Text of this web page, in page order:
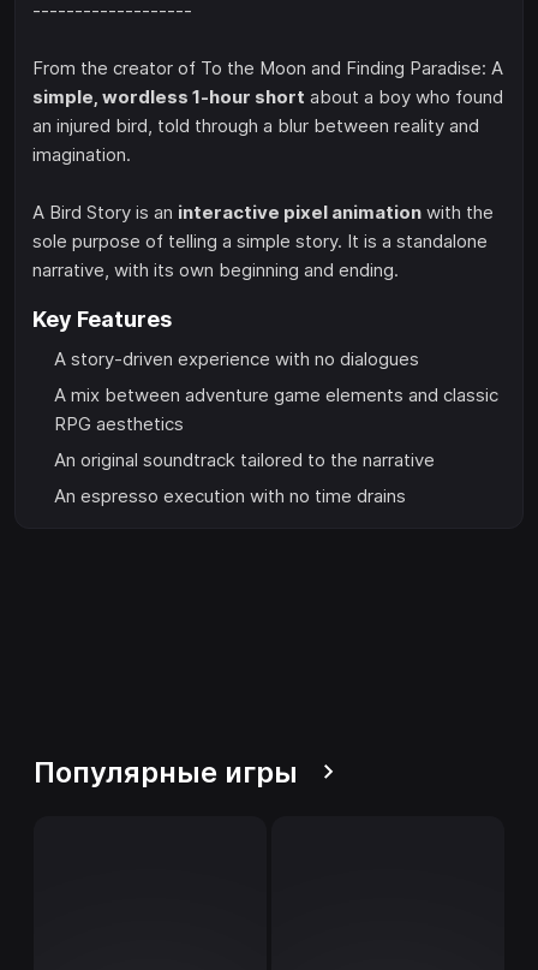
-------------------
From the creator of To the Moon and Finding Paradise: A
simple, wordless 1-hour short about a boy who found
an injured bird, told through a blur between reality and
imagination.
A Bird Story is an interactive pixel animation with the
sole purpose of telling a simple story. It is a standalone
narrative, with its own beginning and ending.
Key Features
A story-driven experience with no dialogues
A mix between adventure game elements and classic
RPG aesthetics
An original soundtrack tailored to the narrative
An espresso execution with no time drains
Популярные игры